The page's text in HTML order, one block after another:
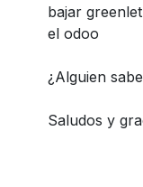
bajar
el odoo
¿Alguien
Saludos y